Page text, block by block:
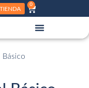
TIENDA
0
Básico